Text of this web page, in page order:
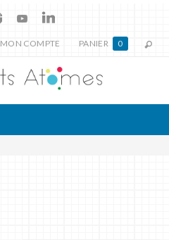
MON COMPTE PANIER 0